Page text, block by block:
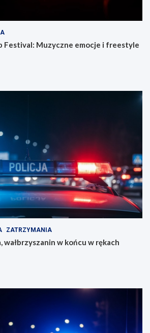
Festival: Muzyczne emocje i freestyle
ZATRZYMANIA
wałbrzyszanin w końcu w rękach